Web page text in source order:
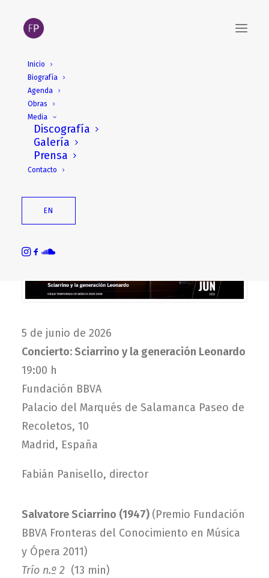
Inicio
Biografía
Agenda
Obras
Media
Discografía
Galería
Prensa
Contacto
EN
5 de junio de 2026
Concierto: Sciarrino y la generación Leonardo
19:00 h
Fundación BBVA
Palacio del Marqués de Salamanca Paseo de
Recoletos, 10
Madrid, España
Fabián Panisello, director
Salvatore Sciarrino (1947) (Premio Fundación
BBVA Fronteras del Conocimiento en Música
y Ópera 2011)
Trío n.º 2 (13 min)